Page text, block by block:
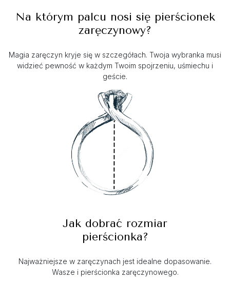
Na którym palcu nosi się pierścionek
zaręczynowy?
Magia zaręczyn kryje się w szczegółach. Twoja wybranka musi
widzieć pewność w każdym Twoim spojrzeniu, uśmiechu i
geście.
Jak dobrać rozmiar
pierścionka?
Najważniejsze w zaręczynach jest idealne dopasowanie.
Wasze i pierścionka zaręczynowego.